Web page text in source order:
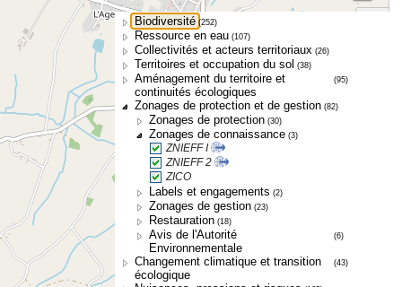
Biodiversité (252)
Ressource en eau (107)
Collectivités et acteurs territoriaux (26)
Territoires et occupation du sol (38)
Aménagement du territoire et
continuités écologiques
(95)
Zonages de protection et de gestion (82)
Zonages de protection (30)
Zonages de connaissance (3)
ZNIEFF I
ZNIEFF 2
ZICO
Labels et engagements (2)
Zonages de gestion (23)
Restauration (18)
Avis de l'Autorité
Environnementale
(6)
Changement climatique et transition
écologique
(43)